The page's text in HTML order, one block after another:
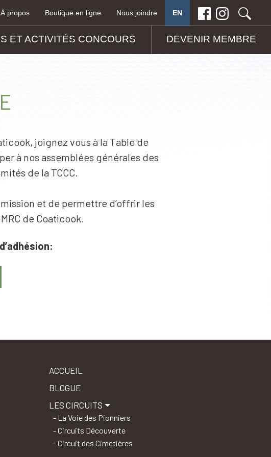
À propos Boutique en ligne Nous joindre
ET ACTIVITÉS CONCOURS DEVENIR MEMBRE
joignez vous à la Table de
à nos assemblées générales des
de la TCCC.
et de permettre d’offrir les
de Coaticook.
ACCUEIL
BLOGUE
LES CIRCUITS
La Voie des Pionniers
Circuits Découverte
Circuit des Cimetières